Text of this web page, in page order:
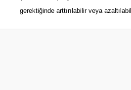
gerektiğinde arttırılabilir veya